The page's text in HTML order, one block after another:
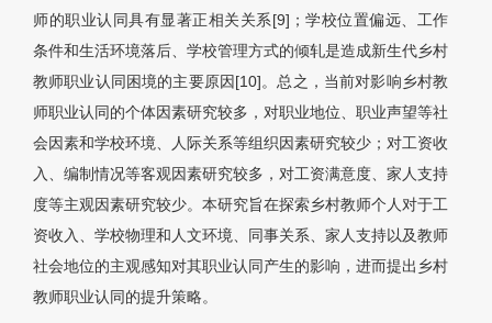
师的职业认同具有显著正相关关系[9]；学校位置偏远、工作
条件和生活环境落后、学校管理方式的倾轧是造成新生代乡村
教师职业认同困境的主要原因[10]。总之，当前对影响乡村教
师职业认同的个体因素研究较多，对职业地位、职业声望等社
会因素和学校环境、人际关系等组织因素研究较少；对工资收
入、编制情况等客观因素研究较多，对工资满意度、家人支持
度等主观因素研究较少。本研究旨在探索乡村教师个人对于工
资收入、学校物理和人文环境、同事关系、家人支持以及教师
社会地位的主观感知对其职业认同产生的影响，进而提出乡村
教师职业认同的提升策略。